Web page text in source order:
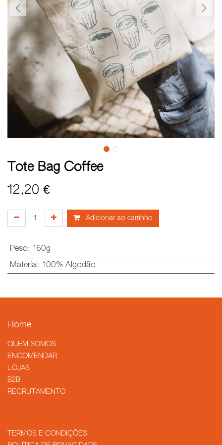
Tote Bag Coffee
12,20 €
Adicionar ao carrinho
Peso: 160g
Material : 100% Algodão
Home
QUEM SOMOS
​ENCOMENDAR
LOJAS
B2B
RECRUTAMENTO
TERMOS E CONDIÇÕES